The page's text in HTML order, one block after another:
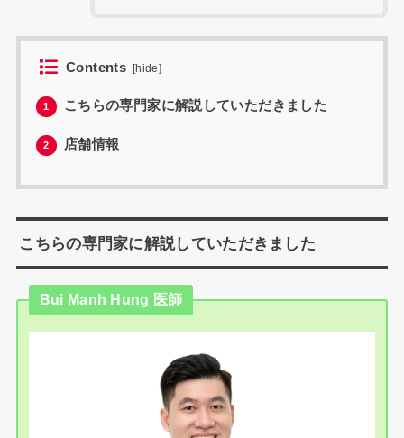
Contents [hide]
1 こちらの専門家に解説していただきました
2 店舗情報
こちらの専門家に解説していただきました
Bui Manh Hung 医師